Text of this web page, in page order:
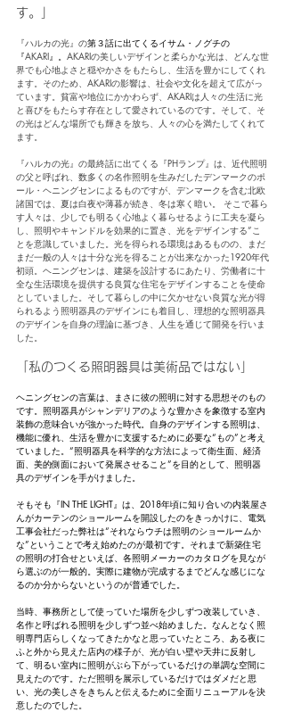
す。」
『ハルカの光』の第３話に出てくるイサム・ノグチの
『AKARI』。 AKARIの美しいデザインと柔らかな光は、どんな世
界でも心地よさと穏やかさをもたらし、生活を豊かにしてくれ
ます。そのため、AKARIの影響は、社会や文化を超えて広がっ
ています。貧富や地位にかかわらず、AKARIは人々の生活に光
と喜びをもたらす存在として愛されているのです。そして、そ
の光はどんな場所でも輝きを放ち、人々の心を満たしてくれて
ます。
『ハルカの光』の最終話に出てくる『PHランプ』は、近代照明
の父と呼ばれ、数多くの名作照明を生みだしたデンマークのポ
ール・ヘニングセンによるものですが、デンマークを含む北欧
諸国では、夏は白夜や薄暮が続き、冬は寒く暗い。 そこで暮ら
す人々は、少しでも明るく心地よく暮らせるように工夫を凝ら
し、照明やキャンドルを効果的に置き、光をデザインする”こ
とを意識していました。光を得られる環境はあるものの、まだ
まだ一般の人々は十分な光を得ることが出来なかった1920年代
初頭。ヘニングセンは、建築を設計するにあたり、労働者に十
全な生活環境を提供する良質な住宅をデザインすることを使命
としていました。そして暮らしの中に欠かせない良質な光が得
られるよう照明器具のデザインにも着目し、理想的な照明器具
のデザインを自身の理論に基づき、人生を通じて開発を行いま
した。
「私のつくる照明器具は美術品ではない」
ヘニングセンの言葉は、まさに彼の照明に対する思想そのもの
です。照明器具がシャンデリアのような豊かさを象徴する室内
装飾の意味合いが強かった時代。自身のデザインする照明は、
機能に優れ、生活を豊かに支援するために必要な“もの”と考え
ていました。“照明器具を科学的な方法によって衛生面、経済
面、美的側面において発展させること”を目的として、照明器
具のデザインを手がけました。
そもそも『IN THE LIGHT』は、2018年頃に知り合いの内装屋さ
んがカーテンのショールームを開設したのをきっかけに、電気
工事会社だった弊社は“それならウチは照明のショールームか
な”ということで考え始めたのが最初です。それまで新築住宅
の照明の打合せといえば、各照明メーカーのカタログを見なが
ら選ぶのが一般的。実際に建物が完成するまでどんな感じにな
るのか分からないというのが普通でした。
当時、事務所として使っていた場所を少しずつ改装していき、
名作と呼ばれる照明を少しずつ並べ始めました。なんとなく照
明専門店らしくなってきたかなと思っていたところ、ある夜に
ふと外から見えた店内の様子が、光が白い壁や天井に反射し
て、明るい室内に照明がぶら下がっているだけの単調な空間に
見えたのです。ただ照明を展示しているだけではダメだと思
い、光の美しさをきちんと伝えるために全面リニューアルを決
意したのでした。